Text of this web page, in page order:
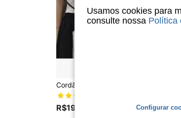
R$19,90 100+ vendido
Usamos cookies para
consulte nossa Política
Configurar